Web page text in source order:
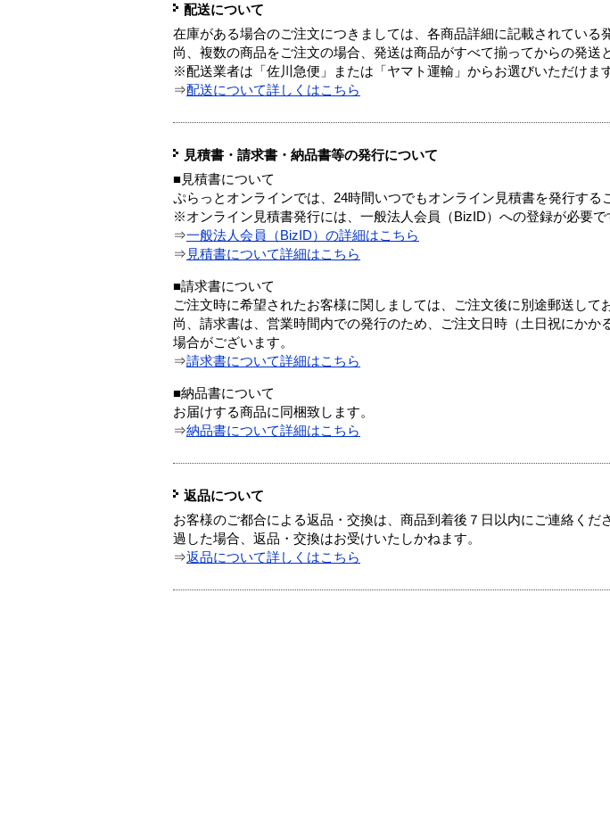
配送について
在庫がある場合のご注文につきましては、各商品詳細に記載されている
尚、複数の商品をご注文の場合、発送は商品がすべて揃ってからの発送
※配送業者は「佐川急便」または「ヤマト運輸」からお選びいただけま
⇒配送について詳しくはこちら
見積書・請求書・納品書等の発行について
■見積書について
ぷらっとオンラインでは、24時間いつでもオンライン見積書を発行する
※オンライン見積書発行には、一般法人会員（BizID）への登録が必要で
⇒一般法人会員（BizID）の詳細はこちら
⇒ 見積書について詳細はこちら
■請求書について
ご注文時に希望されたお客様に関しましては、ご注文後に別途郵送して
尚、請求書は、営業時間内での発行のため、ご注文日時（土日祝にか
場合がございます。
⇒請求書について詳細はこちら
■納品書について
お届けする商品に同梱致します。
⇒納品書について詳細はこちら
返品について
お客様のご都合による返品・交換は、商品到着後７日以内にご連絡く
過した場合、返品・交換はお受けいたしかねます。
⇒返品について詳しくはこちら